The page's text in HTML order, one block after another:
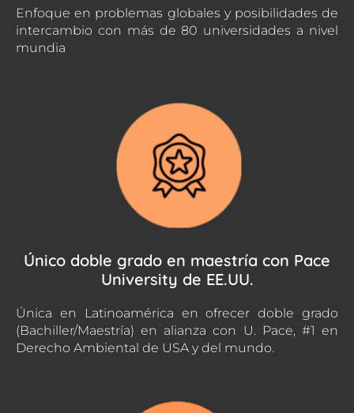
Enfoque en problemas globales y posibilidades de
intercambio con más de 80 universidades a nivel
mundia
Único doble grado en maestría con Pace
University de EE.UU.
Única en Latinoamérica en ofrecer doble grado
(Bachiller/Maestría) en alianza con U. Pace, #1 en
Derecho Ambiental de USA y del mundo.